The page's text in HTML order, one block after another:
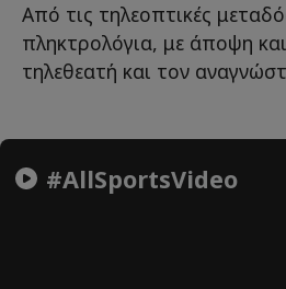
Από τις τηλεοπτικές
πληκτρολόγια, με άποψη
τηλεθεατή και τον
#AllSportsVideo